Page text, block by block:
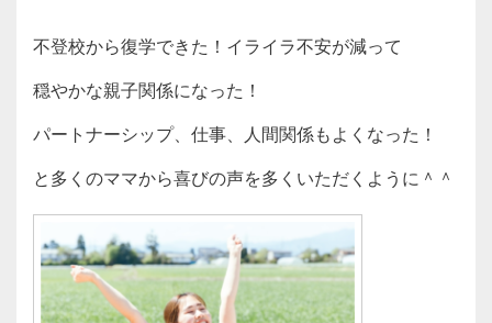
不登校から復学できた！イライラ不安が減って
穏やかな親子関係になった！
パートナーシップ、仕事、人間関係もよくなった！
と多くのママから喜びの声を多くいただくように＾＾